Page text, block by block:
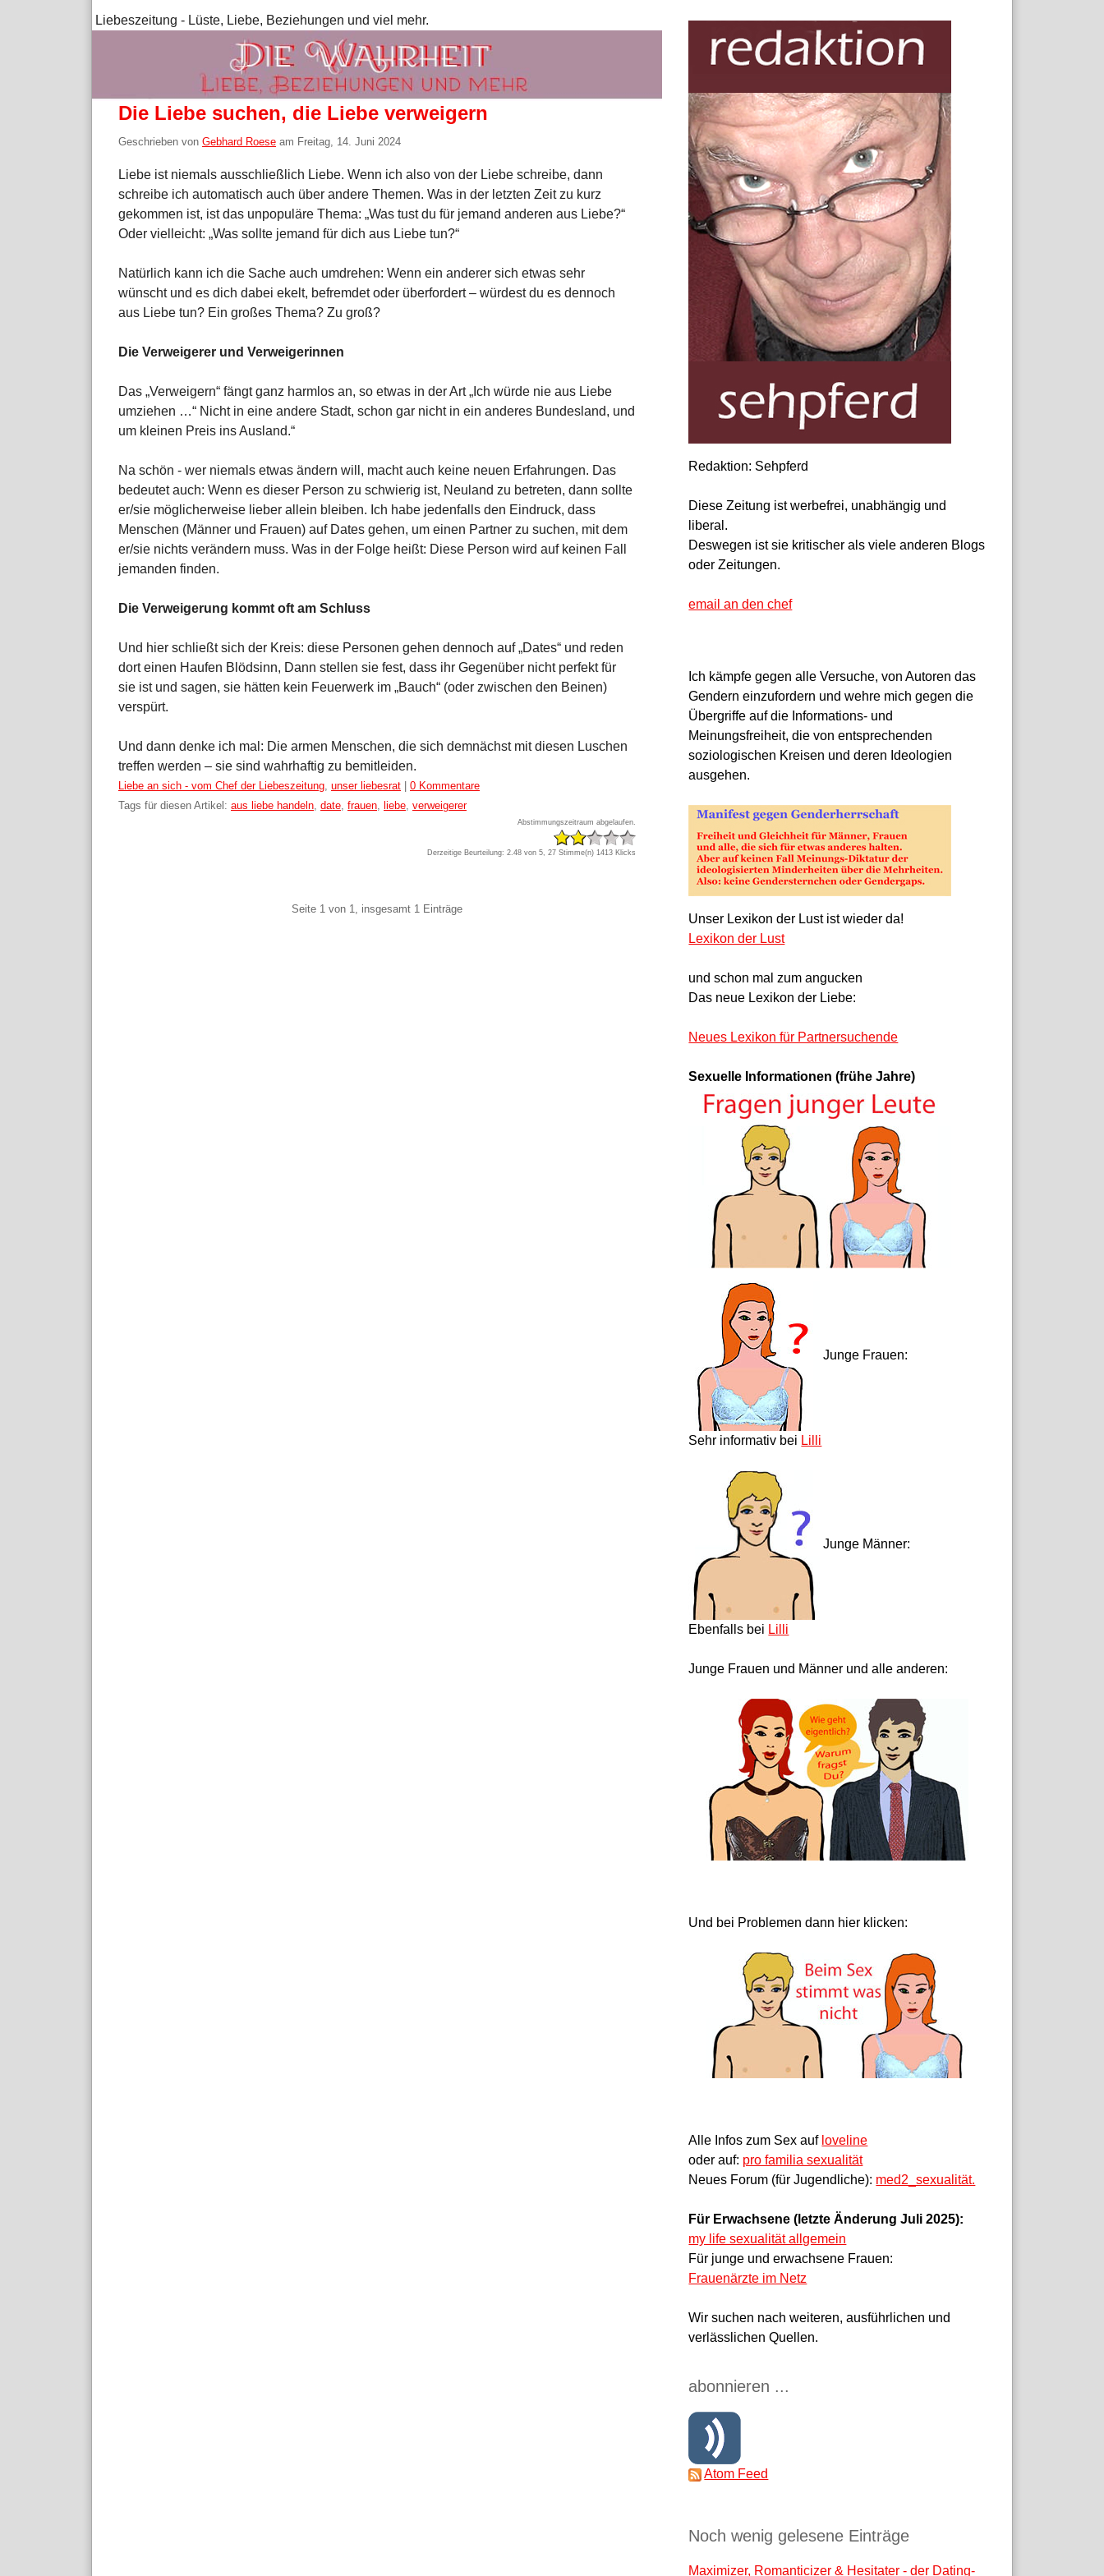
Liebeszeitung - Lüste, Liebe, Beziehungen und viel mehr.
Die Liebe suchen, die Liebe verweigern
Geschrieben von Gebhard Roese am Freitag, 14. Juni 2024
Liebe ist niemals ausschließlich Liebe. Wenn ich also von der Liebe schreibe, dann
schreibe ich automatisch auch über andere Themen. Was in der letzten Zeit zu kurz
gekommen ist, ist das unpopuläre Thema: „Was tust du für jemand anderen aus Liebe?“
Oder vielleicht: „Was sollte jemand für dich aus Liebe tun?“
Natürlich kann ich die Sache auch umdrehen: Wenn ein anderer sich etwas sehr
wünscht und es dich dabei ekelt, befremdet oder überfordert – würdest du es dennoch
aus Liebe tun? Ein großes Thema? Zu groß?
Die Verweigerer und Verweigerinnen
Das „Verweigern“ fängt ganz harmlos an, so etwas in der Art „Ich würde nie aus Liebe
umziehen …“ Nicht in eine andere Stadt, schon gar nicht in ein anderes Bundesland, und
um kleinen Preis ins Ausland.“
Na schön - wer niemals etwas ändern will, macht auch keine neuen Erfahrungen. Das
bedeutet auch: Wenn es dieser Person zu schwierig ist, Neuland zu betreten, dann sollte
er/sie möglicherweise lieber allein bleiben. Ich habe jedenfalls den Eindruck, dass
Menschen (Männer und Frauen) auf Dates gehen, um einen Partner zu suchen, mit dem
er/sie nichts verändern muss. Was in der Folge heißt: Diese Person wird auf keinen Fall
jemanden finden.
Die Verweigerung kommt oft am Schluss
Und hier schließt sich der Kreis: diese Personen gehen dennoch auf „Dates“ und reden
dort einen Haufen Blödsinn, Dann stellen sie fest, dass ihr Gegenüber nicht perfekt für
sie ist und sagen, sie hätten kein Feuerwerk im „Bauch“ (oder zwischen den Beinen)
verspürt.
Und dann denke ich mal: Die armen Menschen, die sich demnächst mit diesen Luschen
treffen werden – sie sind wahrhaftig zu bemitleiden.
Kategorien:
Liebe an sich - vom Chef der Liebeszeitung, unser liebesrat
0 Kommentare
Tags für diesen Artikel: aus liebe handeln, date, frauen, liebe, verweigerer
Abstimmungszeitraum abgelaufen.
Derzeitige Beurteilung: 2.48 von 5, 27 Stimme(n) 1413 Klicks
Seite 1 von 1, insgesamt 1 Einträge
Redaktion: Sehpferd
Diese Zeitung ist werbefrei, unabhängig und
liberal.
Deswegen ist sie kritischer als viele anderen Blogs
oder Zeitungen.
email an den chef
Ich kämpfe gegen alle Versuche, von Autoren das
Gendern einzufordern und wehre mich gegen die
Übergriffe auf die Informations- und
Meinungsfreiheit, die von entsprechenden
soziologischen Kreisen und deren Ideologien
ausgehen.
Unser Lexikon der Lust ist wieder da!
Lexikon der Lust
und schon mal zum angucken
Das neue Lexikon der Liebe:
Neues Lexikon für Partnersuchende
Sexuelle Informationen (frühe Jahre)
Junge Frauen:
Sehr informativ bei Lilli
Junge Männer:
Ebenfalls bei Lilli
Junge Frauen und Männer und alle anderen:
Und bei Problemen dann hier klicken:
Alle Infos zum Sex auf loveline
oder auf: pro familia sexualität
Neues Forum (für Jugendliche): med2_sexualität.
Für Erwachsene (letzte Änderung Juli 2025):
my life sexualität allgemein
Für junge und erwachsene Frauen:
Frauenärzte im Netz
Wir suchen nach weiteren, ausführlichen und
verlässlichen Quellen.
abonnieren ...
Atom Feed
Noch wenig gelesene Einträge
Maximizer, Romanticizer & Hesitater - der Dating-